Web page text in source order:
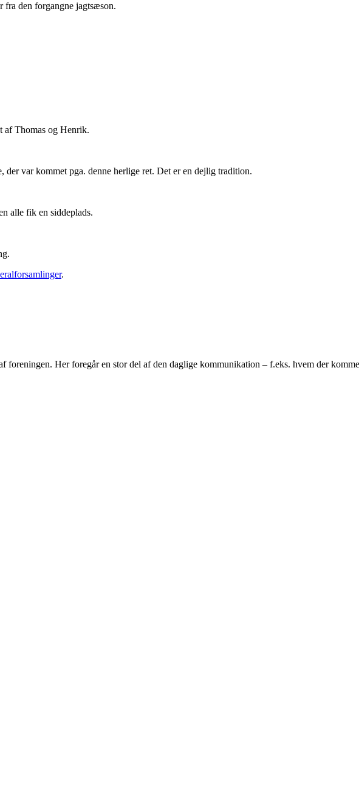
fra den forgangne jagtsæson.
af Thomas og Henrik.
var kommet pga. denne herlige ret. Det er en dejlig tradition.
alle fik en siddeplads.
.
Her foregår en stor del af den daglige kommunikation – f.eks. hvem der